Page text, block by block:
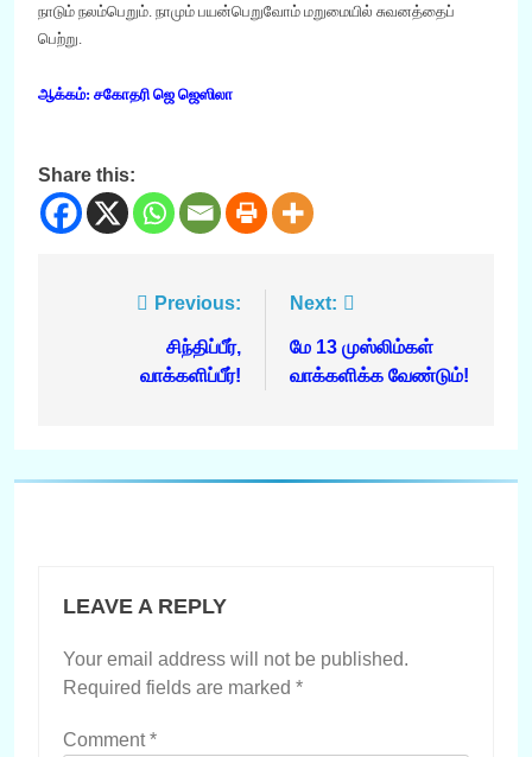
நாடும் நலம்பெறும். நாமும் பயன்பெறுவோம் மறுமையில் சுவனத்தைப்
பெற்று.
ஆக்கம்: சகோதரி ஜெ ஜெஸிலா
Share this:
navigation
Previous:
சிந்திப்பீர்,
வாக்களிப்பீர்!
Next:
மே 13 முஸ்லிம்கள்
வாக்களிக்க வேண்டும்!
LEAVE A REPLY
Your email address will not be published.
Required fields are marked *
Comment*